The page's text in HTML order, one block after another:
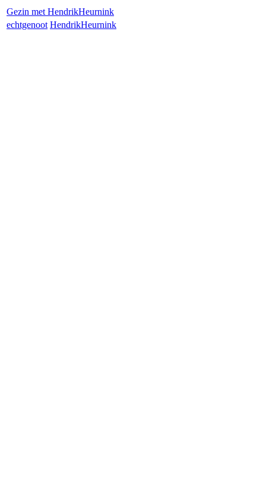
Gezin met HendrikHeurnink
echtgenoot HendrikHeurnink